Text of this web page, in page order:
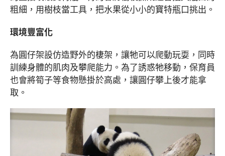
粗細，用樹枝當工具，把水果從小小的寶特瓶口挑出。
環境豐富化
為圓仔架設仿造野外的棲架，讓牠可以爬動玩耍，同時
訓練身體的肌肉及攀爬能力。為了誘惑牠移動，保育員
也會將筍子等食物懸掛於高處，讓圓仔攀上後才能拿
取。